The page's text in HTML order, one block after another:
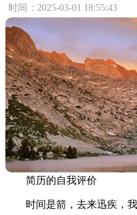
时间：2025-03-01 18:55:43
简历的自我评价
时间是箭，去来迅疾，